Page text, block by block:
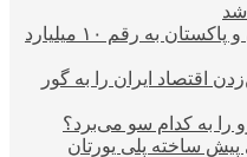
افزایش حجم تجارت بین ایران و پاکستان به رقم ۱۰ میلیارد
اقتصاد ایران را به گور
را به کدام سو می‌برد؟
پیش ساخته پلی یورتان